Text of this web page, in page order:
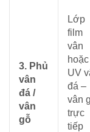
3. Phủ
vân
đá /
vân
gỗ
Lớp
film
vân
UV
đá –
vân
trực
tiếp